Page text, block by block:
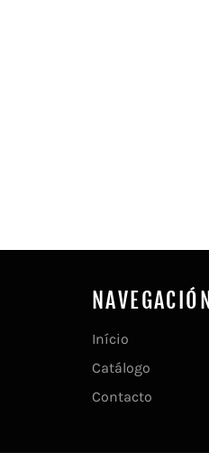
NAVEGACIÓN
Início
Catálogo
Contacto